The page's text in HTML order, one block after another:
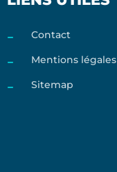
Contact
Mentions légales
Sitemap